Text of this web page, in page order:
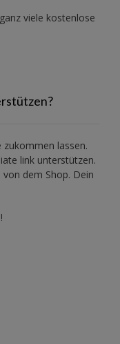
viele kostenlose
zukommen lassen.
link unterstützen.
dem Shop. Dein